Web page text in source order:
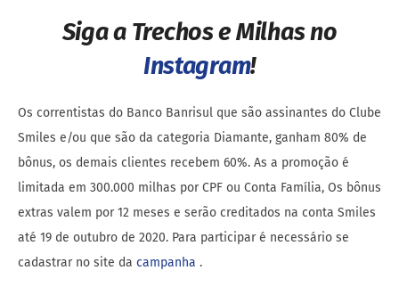
Siga a Trechos e Milhas no
Instagram!
Os correntistas do Banco Banrisul que são assinantes do Clube
Smiles e/ou que são da categoria Diamante, ganham 80% de
bônus, os demais clientes recebem 60%. As a promoção é
limitada em 300.000 milhas por CPF ou Conta Família, Os bônus
extras valem por 12 meses e serão creditados na conta Smiles
até 19 de outubro de 2020. Para participar é necessário se
cadastrar no site da campanha .